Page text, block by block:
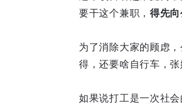
要干这个兼职， 得先
为了消除大家的顾虑
得，还要啥自行车，张
如果说打工是一次社